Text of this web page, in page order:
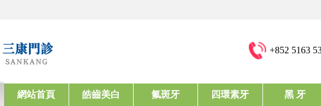
+852 5163
網站首頁 皓齒美白 氟斑牙 四環素牙 黑 牙